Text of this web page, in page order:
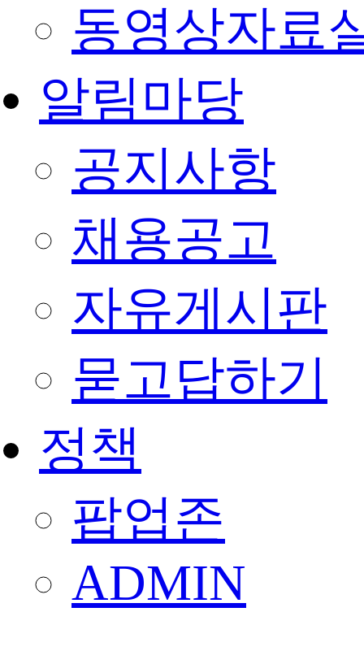
동영상자료
알림마당
공지사항
채용공고
자유게시판
묻고답하기
정책
팝업존
ADMIN